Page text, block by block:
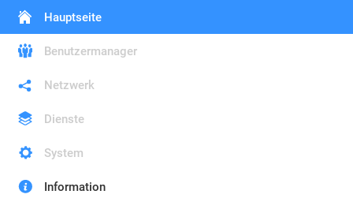
Hauptseite
Benutzermanager
Netzwerk
Dienste
System
Information